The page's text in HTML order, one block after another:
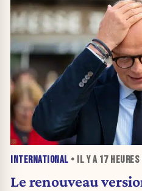
INTERNATIONAL • IL Y A 17 HEURES
Le renouveau